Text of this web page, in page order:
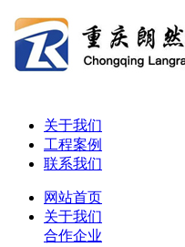
关于我们
工程案例
联系我们
网站首页
关于我们
合作企业